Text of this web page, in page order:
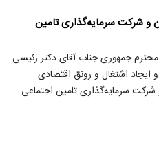
و شرکت سرمایه‌گذاری تامین
جمهوری جناب آقای دکتر رئیسی
اشتغال و رونق اقتصادی
شرکت سرمایه‌گذاری تامین اجتماعی